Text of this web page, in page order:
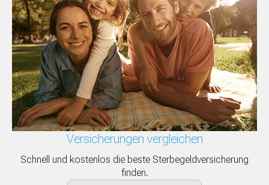
Versicherungen vergleichen
Schnell und kostenlos die beste Sterbegeldversicherung
finden.